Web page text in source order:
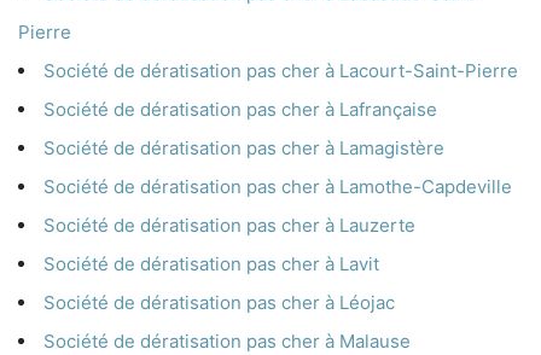
Pierre
Société de dératisation pas cher à Lacourt-Saint-Pierre
Société de dératisation pas cher à Lafrançaise
Société de dératisation pas cher à Lamagistère
Société de dératisation pas cher à Lamothe-Capdeville
Société de dératisation pas cher à Lauzerte
Société de dératisation pas cher à Lavit
Société de dératisation pas cher à Léojac
Société de dératisation pas cher à Malause